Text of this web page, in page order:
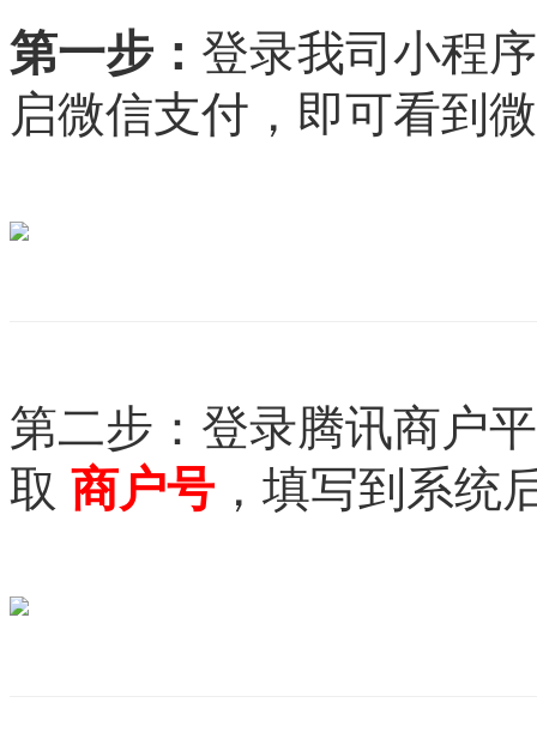
第一步： 登录我司小程
启微信支付，即可看到
第二步：登录腾讯商户
取 商户号 ，填写到系统